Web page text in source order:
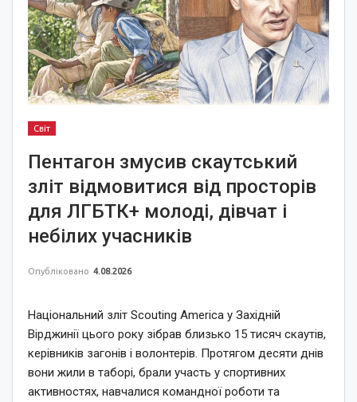
Світ
Пентагон змусив скаутський
зліт відмовитися від просторів
для ЛГБТК+ молоді, дівчат і
небілих учасників
Опубліковано 4.08.2026
Національний зліт Scouting America у Західній
Вірджинії цього року зібрав близько 15 тисяч скаутів,
керівників загонів і волонтерів. Протягом десяти днів
вони жили в таборі, брали участь у спортивних
активностях, навчалися командної роботи та